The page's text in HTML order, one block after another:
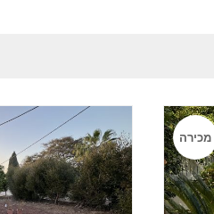
מכירה